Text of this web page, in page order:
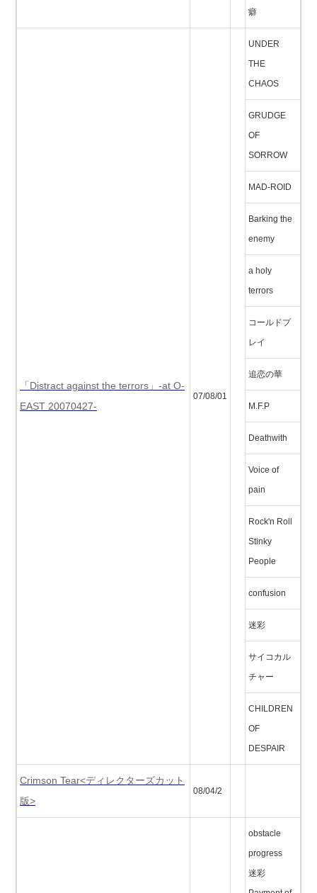
癖
「Distract against the terrors」-at O-
EAST 20070427-
07/08/01
UNDER
THE
CHAOS
GRUDGE
OF
SORROW
MAD-ROID
Barking the
enemy
a holy
terrors
コールドプ
レイ
追恋の華
M.F.P
Deathwith
Voice of
pain
Rock'n Roll
Stinky
People
confusion
迷彩
サイコカル
チャー
CHILDREN
OF
DESPAIR
Crimson Tear<ディレクターズカット
版>
08/04/2
obstacle
progress
迷彩